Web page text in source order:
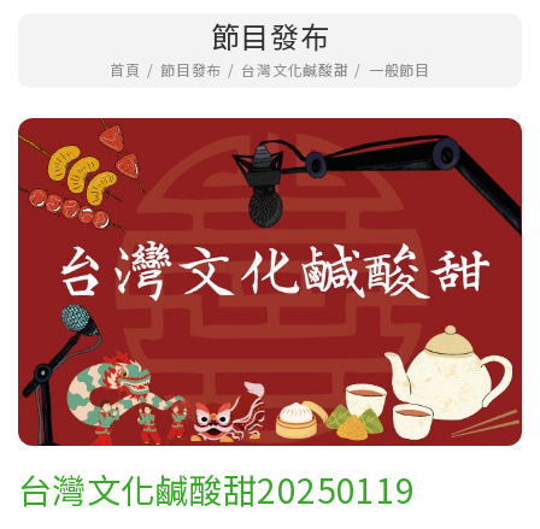
節目發布
首頁 節目發布 台灣文化鹹酸甜 一般節目
台灣文化鹹酸甜20250119